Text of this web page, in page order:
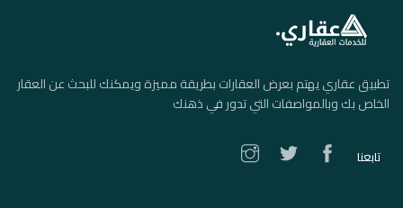
تطبيق عقاري يهتم بعرض العقارات بطريقة مميزة ويمكنك للبحث عن العقار
الخاص بك وبالمواصفات التي تدور في ذهنك
تابعنا